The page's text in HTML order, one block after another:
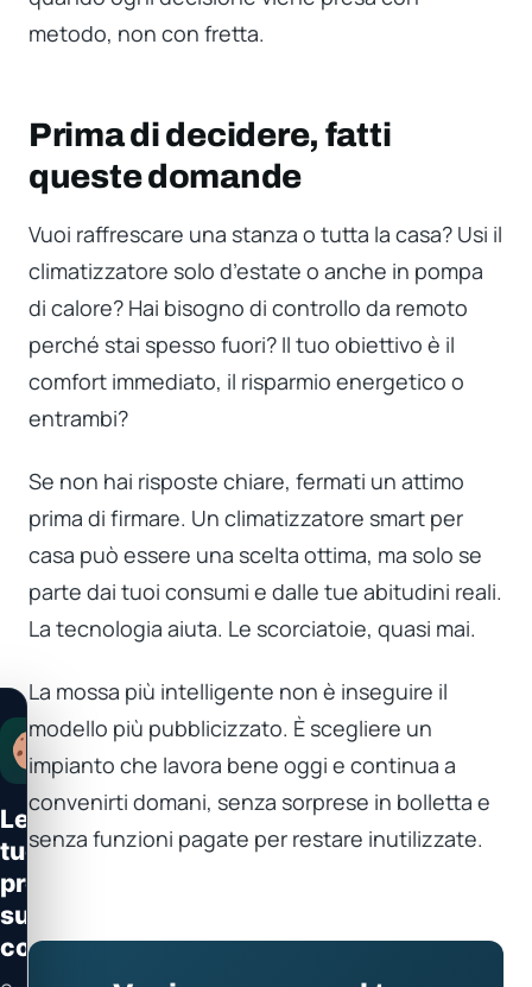
metodo, non con fretta.
Prima di decidere, fatti
queste domande
Vuoi raffrescare una stanza o tutta la casa? Usi il
climatizzatore solo d’estate o anche in pompa
di calore? Hai bisogno di controllo da remoto
perché stai spesso fuori? Il tuo obiettivo è il
comfort immediato, il risparmio energetico o
entrambi?
Se non hai risposte chiare, fermati un attimo
prima di firmare. Un climatizzatore smart per
casa può essere una scelta ottima, ma solo se
parte dai tuoi consumi e dalle tue abitudini reali.
La tecnologia aiuta. Le scorciatoie, quasi mai.
La mossa più intelligente non è inseguire il
modello più pubblicizzato. È scegliere un
impianto che lavora bene oggi e continua a
convenirti domani, senza sorprese in bolletta e
senza funzioni pagate per restare inutilizzate.
Le
tue
preferenze
sui
cookie